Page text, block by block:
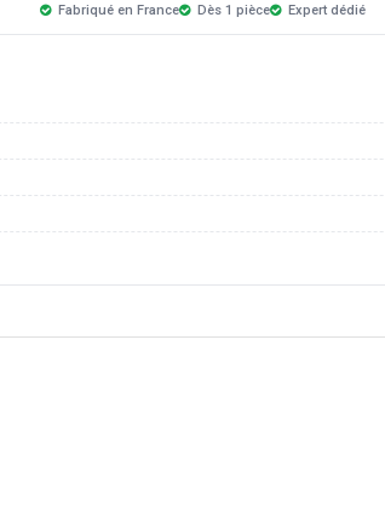
Fabriqué en France Dès 1 pièce Expert dédié